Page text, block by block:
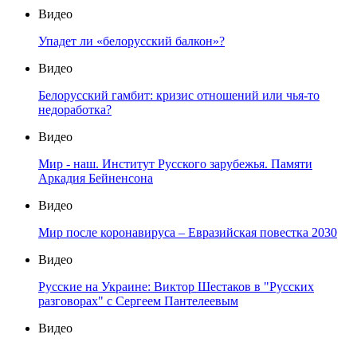
Видео
Упадет ли «белорусский балкон»?
Видео
Белорусский гамбит: кризис отношений или чья-то
недоработка?
Видео
Мир - наш. Институт Русского зарубежья. Памяти
Аркадия Бейненсона
Видео
Мир после коронавируса – Евразийская повестка 2030
Видео
Русские на Украине: Виктор Шестаков в "Русских
разговорах" с Сергеем Пантелеевым
Видео